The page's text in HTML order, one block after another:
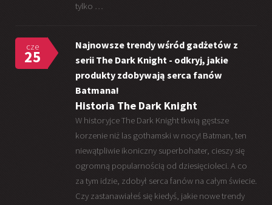
tylko …
cze
25
Najnowsze trendy wśród gadżetów z
serii The Dark Knight - odkryj, jakie
produkty zdobywają serca fanów
Batmana!
Historia The Dark Knight
W historyjce The Dark Knight tkwią gęstsze
korzenie niż las gothamski w nocy! Batman, ten
niewątpliwie ikoniczny superbohater, cieszy się
ogromną popularnością od dziesięcioleci. A co
za tym idzie, zdobył serca fanów na całym świecie.
Czy zastanawiałeś się kiedyś, jakie nowe trendy